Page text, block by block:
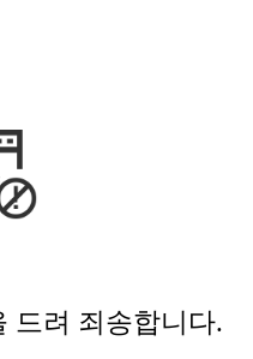
드려 죄송합니다.